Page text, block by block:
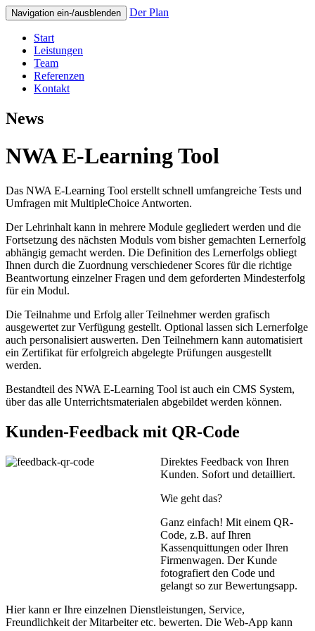
Navigation ein-/ausblenden Der Plan
Start
Leistungen
Team
Referenzen
Kontakt
News
NWA E-Learning Tool
Das NWA E-Learning Tool erstellt schnell umfangreiche Tests und
Umfragen mit MultipleChoice Antworten.
Der Lehrinhalt kann in mehrere Module gegliedert werden und die
Fortsetzung des nächsten Moduls vom bisher gemachten Lernerfolg
abhängig gemacht werden. Die Definition des Lernerfolgs obliegt
Ihnen durch die Zuordnung verschiedener Scores für die richtige
Beantwortung einzelner Fragen und dem geforderten Mindesterfolg
für ein Modul.
Die Teilnahme und Erfolg aller Teilnehmer werden grafisch
ausgewertet zur Verfügung gestellt. Optional lassen sich Lernerfolge
auch personalisiert auswerten. Den Teilnehmern kann automatisiert
ein Zertifikat für erfolgreich abgelegte Prüfungen ausgestellt
werden.
Bestandteil des NWA E-Learning Tool ist auch ein CMS System,
über das alle Unterrichtsmaterialen abgebildet werden können.
Kunden-Feedback mit QR-Code
Direktes Feedback von Ihren
Kunden. Sofort und detailliert.
Wie geht das?
Ganz einfach! Mit einem QR-
Code, z.B. auf Ihren
Kassenquittungen oder Ihren
Firmenwagen. Der Kunde
fotografiert den Code und
gelangt so zur Bewertungsapp.
Hier kann er Ihre einzelnen Dienstleistungen, Service,
Freundlichkeit der Mitarbeiter etc. bewerten. Die Web-App kann